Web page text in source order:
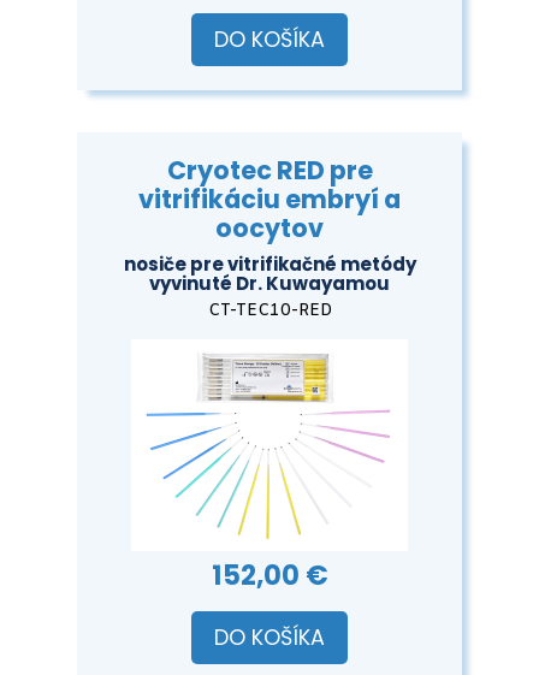
DO KOŠÍKA
Cryotec RED pre
vitrifikáciu embryí a
oocytov
nosiče pre vitrifikačné metódy
vyvinuté Dr. Kuwayamou
CT-TEC10-RED
152,00 €
DO KOŠÍKA